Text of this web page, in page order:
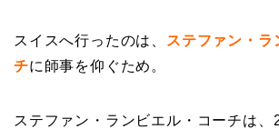
スイスへ行ったのは、
ステファン・ラ
チに師事を仰ぐため。
ステファン・ランビエル・コーチは、